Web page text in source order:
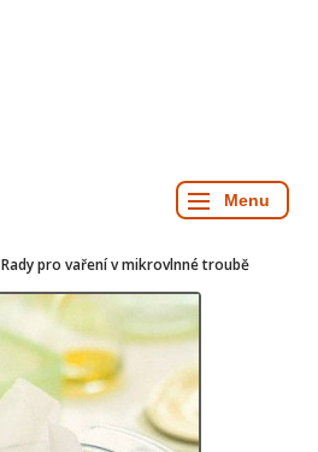
Rady pro vaření v mikrovlnné troubě